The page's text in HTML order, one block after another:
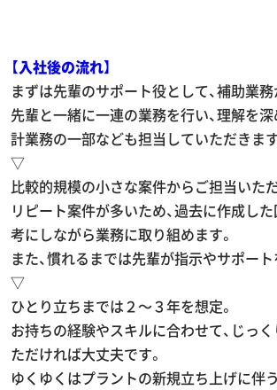
【入社後の流れ】
まずは先輩のサポート役として、補助業務
先輩と一緒に一連の業務を行い、理解を
計業務の一部なども担当していただきます
▽
比較的規模の小さな案件からご担当いた
リピート案件が多いため、過去に作成し
考にしながら業務に取り組めます。
また、慣れるまでは先輩が指示やサポート
▽
ひとり立ちまでは２～３年を想定。
お持ちの経験やスキルに合わせて、じっ
ただければ大丈夫です。
ゆくゆくはプラントの新規立ち上げに伴